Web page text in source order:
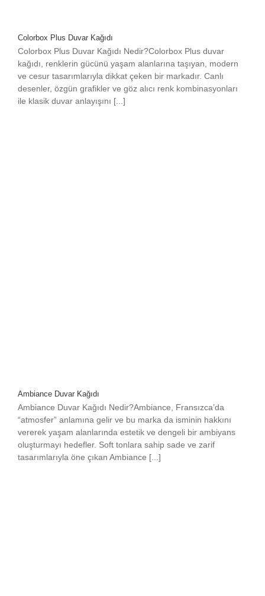
Colorbox Plus Duvar Kağıdı
Colorbox Plus Duvar Kağıdı Nedir?Colorbox Plus duvar
kağıdı, renklerin gücünü yaşam alanlarına taşıyan, modern
ve cesur tasarımlarıyla dikkat çeken bir markadır. Canlı
desenler, özgün grafikler ve göz alıcı renk kombinasyonları
ile klasik duvar anlayışını [...]
Ambiance Duvar Kağıdı
Ambiance Duvar Kağıdı Nedir?Ambiance, Fransızca’da
“atmosfer” anlamına gelir ve bu marka da isminin hakkını
vererek yaşam alanlarında estetik ve dengeli bir ambiyans
oluşturmayı hedefler. Soft tonlara sahip sade ve zarif
tasarımlarıyla öne çıkan Ambiance [...]